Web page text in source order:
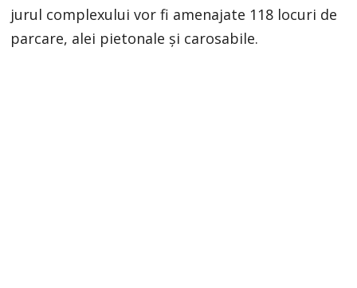
jurul complexului vor fi amenajate 118 locuri de
parcare, alei pietonale şi carosabile.